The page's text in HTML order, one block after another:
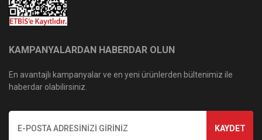
KAMPANYALARDAN HABERDAR OLUN
En avantajlı kampanyalar ve en yeni ürünlerden bültenimiz ile
haberdar olabilirsiniz.
KAYDET